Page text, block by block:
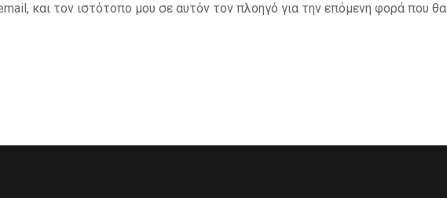
και τον ιστότοπο μου σε αυτόν τον πλοηγό για την επόμενη φορά που θα